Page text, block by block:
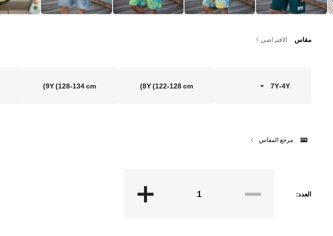
مقاس الافتراضي
4Y
-
7Y
8Y(122-128 cm)
9Y(128-134 cm)
مرجع المقاس
العدد: